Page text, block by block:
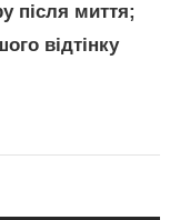
після миття;
відтінку